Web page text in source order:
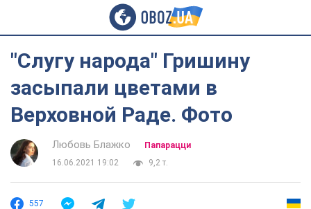
"Слугу народа" Гришину
засыпали цветами в
Верховной Раде. Фото
Любовь Блажко
Папарацци
16.06.2021 19:02
9,2 т.
557